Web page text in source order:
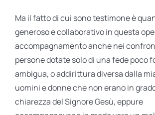
Ma il fatto di cui sono testimone è
generoso e collaborativo in questa
accompagnamento anche nei
persone dotate solo di una fede poco
ambigua, o addirittura diversa dalla
uomini e donne che non erano in
chiarezza del Signore Gesù, eppure